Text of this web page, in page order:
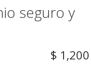
seguro y
$ 1,200